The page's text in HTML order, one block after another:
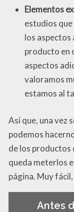
Elementos
estudios
los aspectos
producto en
aspectos
valoramos
estamos al
Así que, una vez
podemos
de los productos
queda meterlos
página. Muy fácil,
Antes